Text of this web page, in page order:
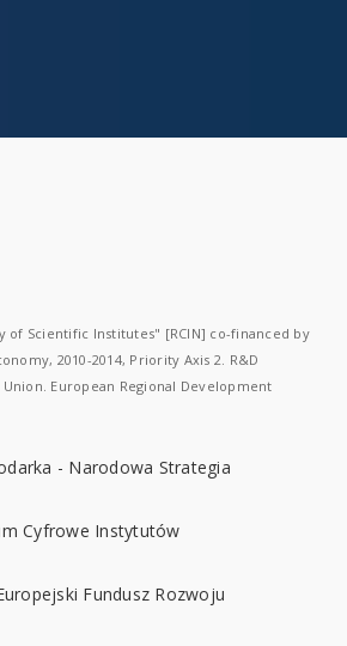
of Scientific Institutes" [RCIN] co-financed by
2010-2014, Priority Axis 2. R&D
European Regional Development